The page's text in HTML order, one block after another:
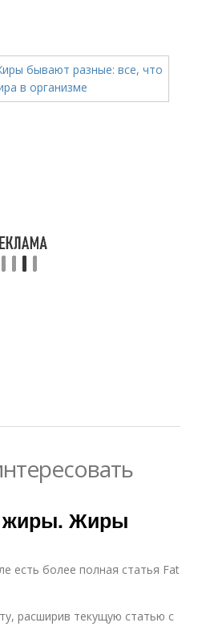
жиры. Жиры
есть более полная статья Fat
расширив текущую статью с